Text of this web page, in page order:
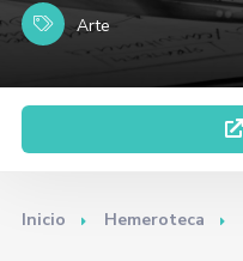
Arte
Inicio Hemeroteca